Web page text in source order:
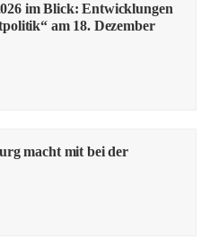
im Blick: Entwicklungen
am 18. Dezember
macht mit bei der